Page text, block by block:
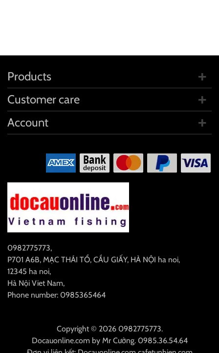
0982775773,
P701 A6B, MẠC THÁI TỔ, CẦU GIẤY, HÀ NỘI ha noi,
12345 ha noi,
Hà Nội Viet Nam,
Phone number: 0985365464
Products
Customer care
Account
Copyright © 2026 0982775773.
Docauonline.comby Mr Cường. 0985.36.54.64